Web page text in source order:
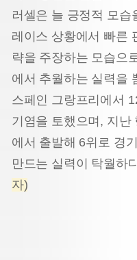
러셀은 늘 긍정적 모
레이스 상황에서 빠른
략을 주장하는 모습으
에서 추월하는 실력을
스페인 그랑프리에서
기염을 토했으며, 지난
에서 출발해 6위로 경
만드는 실력이 탁월하
자)